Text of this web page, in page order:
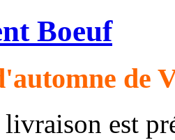
Boeuf
de
est